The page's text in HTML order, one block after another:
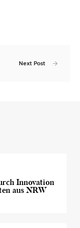
Next Post
Innovation
aus NRW